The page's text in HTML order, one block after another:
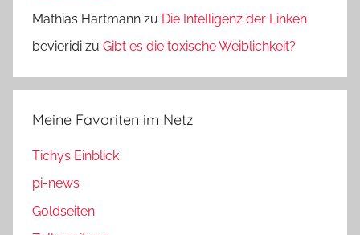
Mathias Hartmann zu Die Intelligenz der Linken
bevieridi zu Gibt es die toxische Weiblichkeit?
Meine Favoriten im Netz
Tichys Einblick
pi-news
Goldseiten